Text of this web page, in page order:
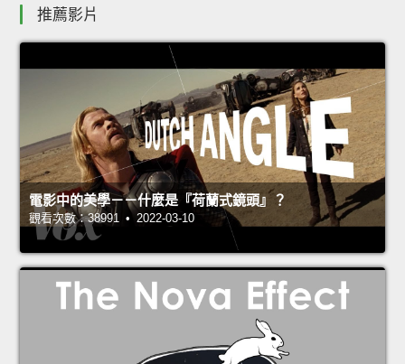
推薦影片
電影中的美學－－什麼是『荷蘭式鏡頭』？
觀看次數：38991 • 2022-03-10